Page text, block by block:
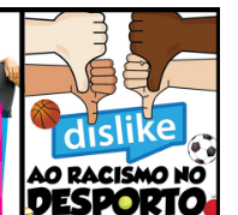
2 - 1
Portimonense
SC - Campo Major DN Nº2
1 - 2
Lagoa
Portimonense
SC - Campo Major DN Nº2
3 - 1
Lagoa
Mex. Grande